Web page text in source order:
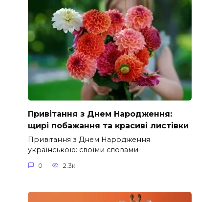
Привітання з Днем Народження:
щирі побажання та красиві листівки
Привітання з Днем Народження
українською: своїми словами
0 2.3к.